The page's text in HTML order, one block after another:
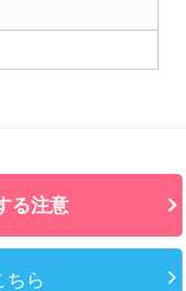
る注意
ちら